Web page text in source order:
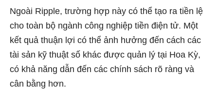
Ngoài Ripple, trường hợp này có thể tạo ra tiền lệ
cho toàn bộ ngành công nghiệp tiền điện tử. Một
kết quả thuận lợi có thể ảnh hưởng đến cách các
tài sản kỹ thuật số khác được quản lý tại Hoa Kỳ,
có khả năng dẫn đến các chính sách rõ ràng và
cân bằng hơn.